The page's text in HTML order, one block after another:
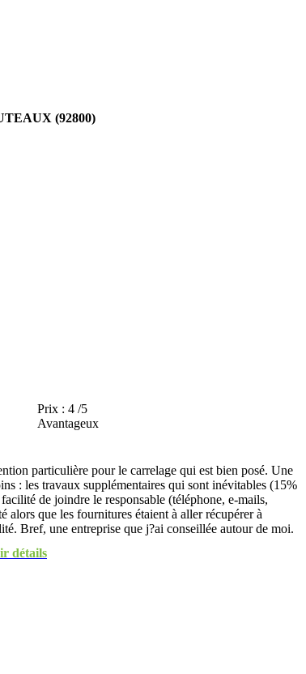
(92800)
Prix : 4 /5
Avantageux
particulière pour le carrelage qui est bien posé. Une
: les travaux supplémentaires qui sont inévitables (15%
de joindre le responsable (téléphone, e-mails,
que les fournitures étaient à aller récupérer à
Bref, une entreprise que j?ai conseillée autour de moi.
détails